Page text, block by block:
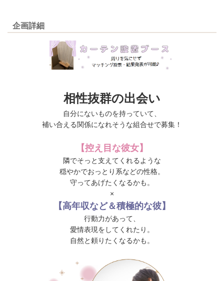
企画詳細
相性抜群の出会い
自分にないものを持っていて、
補い合える関係になれそうな組合せで募集！
【控え目な彼女】
隣でそっと支えてくれるような
穏やかでおっとり系などの性格。
守ってあげたくなるかも。
×
【高年収など＆積極的な彼】
行動力があって、
愛情表現をしてくれたり。
自然と頼りたくなるかも。